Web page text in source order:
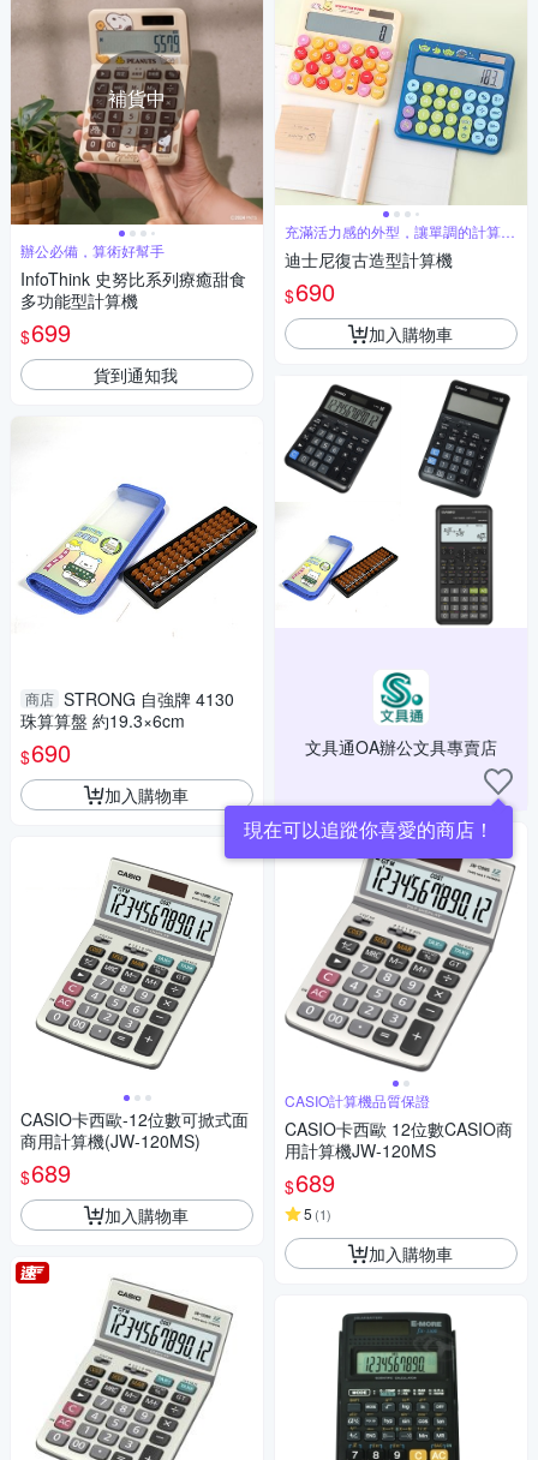
補貨中
辦公必備，算術好幫手
InfoThink 史努比系列療癒甜食
多功能型計算機
$699
貨到通知我
商店 STRONG 自強牌 4130
珠算算盤 約19.3×6cm
$690
加入購物車
CASIO卡西歐-12位數可掀式面
商用計算機(JW-120MS)
$689
加入購物車
充滿活力感的外型，讓單調的計算機
有了色彩
迪士尼復古造型計算機
$690
加入購物車
文具通OA辦公文具專賣店
現在可以追蹤你喜愛的商店！
CASIO計算機品質保證
CASIO卡西歐 12位數CASIO商
用計算機JW-120MS
$689
5 (1)
加入購物車